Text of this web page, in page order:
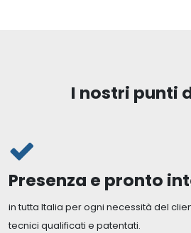
I nostri punti
Presenza e pronto
in tutta Italia per ogni necessità del
tecnici qualificati e patentati.